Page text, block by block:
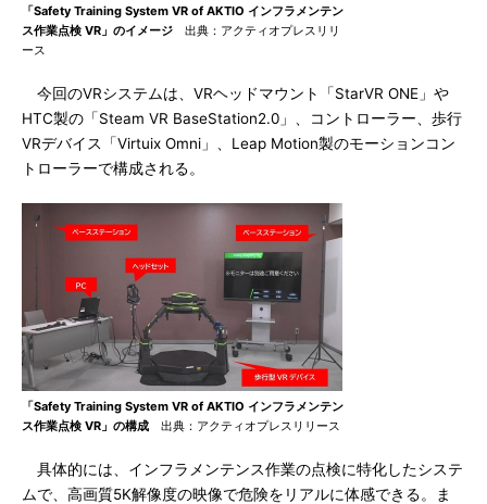
「Safety Training System VR of AKTIO インフラメンテン
ス作業点検 VR」のイメージ 出典：アクティオプレスリリ
ース
今回のVRシステムは、VRヘッドマウント「StarVR ONE」や
HTC製の「Steam VR BaseStation2.0」、コントローラー、歩行
VRデバイス「Virtuix Omni」、Leap Motion製のモーションコン
トローラーで構成される。
「Safety Training System VR of AKTIO インフラメンテン
ス作業点検 VR」の構成 出典：アクティオプレスリリース
具体的には、インフラメンテンス作業の点検に特化したシステ
ムで、高画質5K解像度の映像で危険をリアルに体感できる。ま